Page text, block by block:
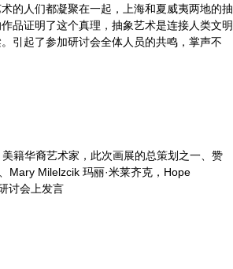
的人们都凝聚在一起，上海和夏威夷两地的抽
品证明了这个真理，抽象艺术是连接人类文明
引起了参加研讨会全体人员的共鸣，掌声不
籍华裔艺术家，此次画展的总策划之一、赞
Mary Milelzcik 玛丽·米莱齐克，Hope
讨会上发言